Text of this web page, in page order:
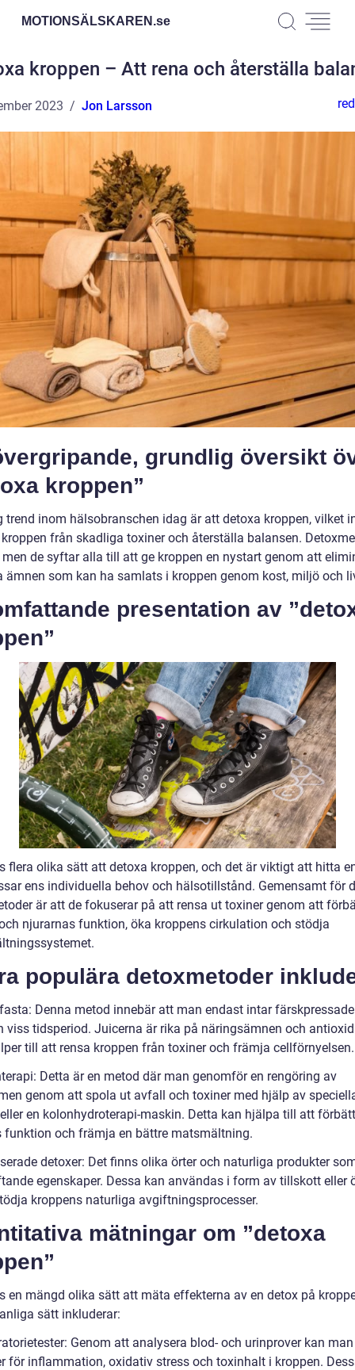
MOTIONSÄLSKAREN.se
kroppen – Att rena och återställa
2023 Jon Larsson
grundlig översikt
kroppen”
trend inom hälsobranschen idag är att detoxa kroppen, vilket
från skadliga toxiner och återställa balansen.
men de syftar alla till att ge kroppen en nystart genom att
ämnen som kan ha samlats i kroppen genom kost, miljö och
presentation av
flera olika sätt att detoxa kroppen, och det är viktigt att hitta
ens individuella behov och hälsotillstånd. Gemensamt för
är att de fokuserar på att rensa ut toxiner genom att
njurarnas funktion, öka kroppens cirkulation och stödja
populära detoxmetoder
Denna metod innebär att man endast intar
viss tidsperiod. Juicerna är rika på näringsämnen och
till att rensa kroppen från toxiner och främja cellförnyelsen.
Detta är en metod där man genomför en rengöring av
genom att spola ut avfall och toxiner med hjälp av
en kolonhydroterapi-maskin. Detta kan hjälpa till att
funktion och främja en bättre matsmältning.
detoxer: Det finns olika örter och naturliga produkter
egenskaper. Dessa kan användas i form av tillskott eller
kroppens naturliga avgiftningsprocesser.
mätningar om ”detoxa
en mängd olika sätt att mäta effekterna av en detox på
sätt inkluderar:
Genom att analysera blod- och urinprover kan
för inflammation, oxidativ stress och toxinhalt i kroppen.